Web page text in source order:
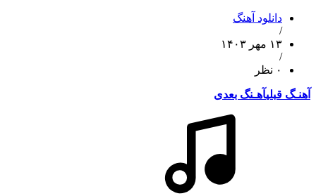
دانلود آهنگ
/
۱۳ مهر ۱۴۰۳
/
۰ نظر
آهنـگ قبلیآهـنگ بعدی